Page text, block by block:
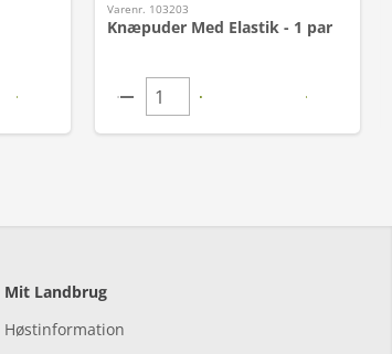
Varenr. 103203
Knæpuder Med Elastik - 1 par
Mit Landbrug
Høstinformation